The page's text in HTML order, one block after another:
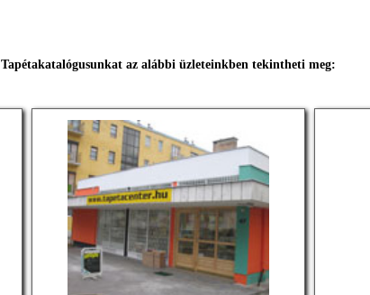
Tapétakatalógusunkat az alábbi üzleteinkben tekintheti meg: